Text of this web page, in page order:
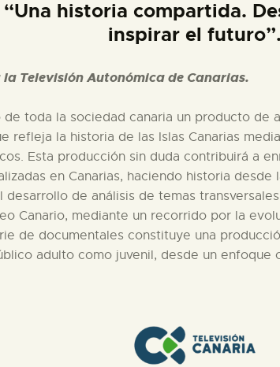
EL MUSEO
COLECCIONES
DIDÁCTICA
ESPAÑOL
historia compartida.
inspirar el futuro”.
Televisión Autonómica de Canarias.
toda la sociedad canaria un producto de
refleja la historia de las Islas Canarias
Esta producción sin duda contribuirá a
en Canarias, haciendo historia
desarrollo de análisis de temas
Canario, mediante un recorrido por la
de documentales constituye una
adulto como juvenil, desde un